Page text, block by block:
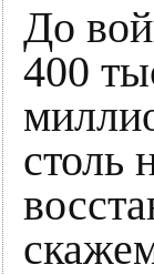
До
400
столь